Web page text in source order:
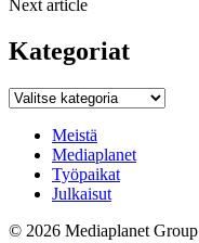
Next article
Kategoriat
Kategoriat
Meistä
Mediaplanet
Työpaikat
Julkaisut
© 2026 Mediaplanet Group